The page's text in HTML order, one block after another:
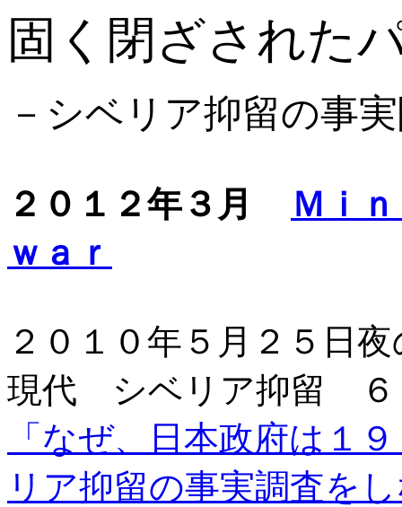
固く閉ざされた
－シベリア抑留の事
２０１２年３月
Ｍｉ
ｗａｒ
２０１０年５月２５日
現代 シベリア抑留 ６
「なぜ、日本政府は１
リア抑留の事実調査を